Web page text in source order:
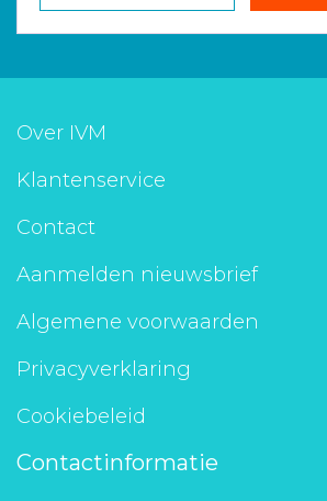
Over IVM
Klantenservice
Contact
Aanmelden nieuwsbrief
Algemene voorwaarden
Privacyverklaring
Cookiebeleid
Contactinformatie